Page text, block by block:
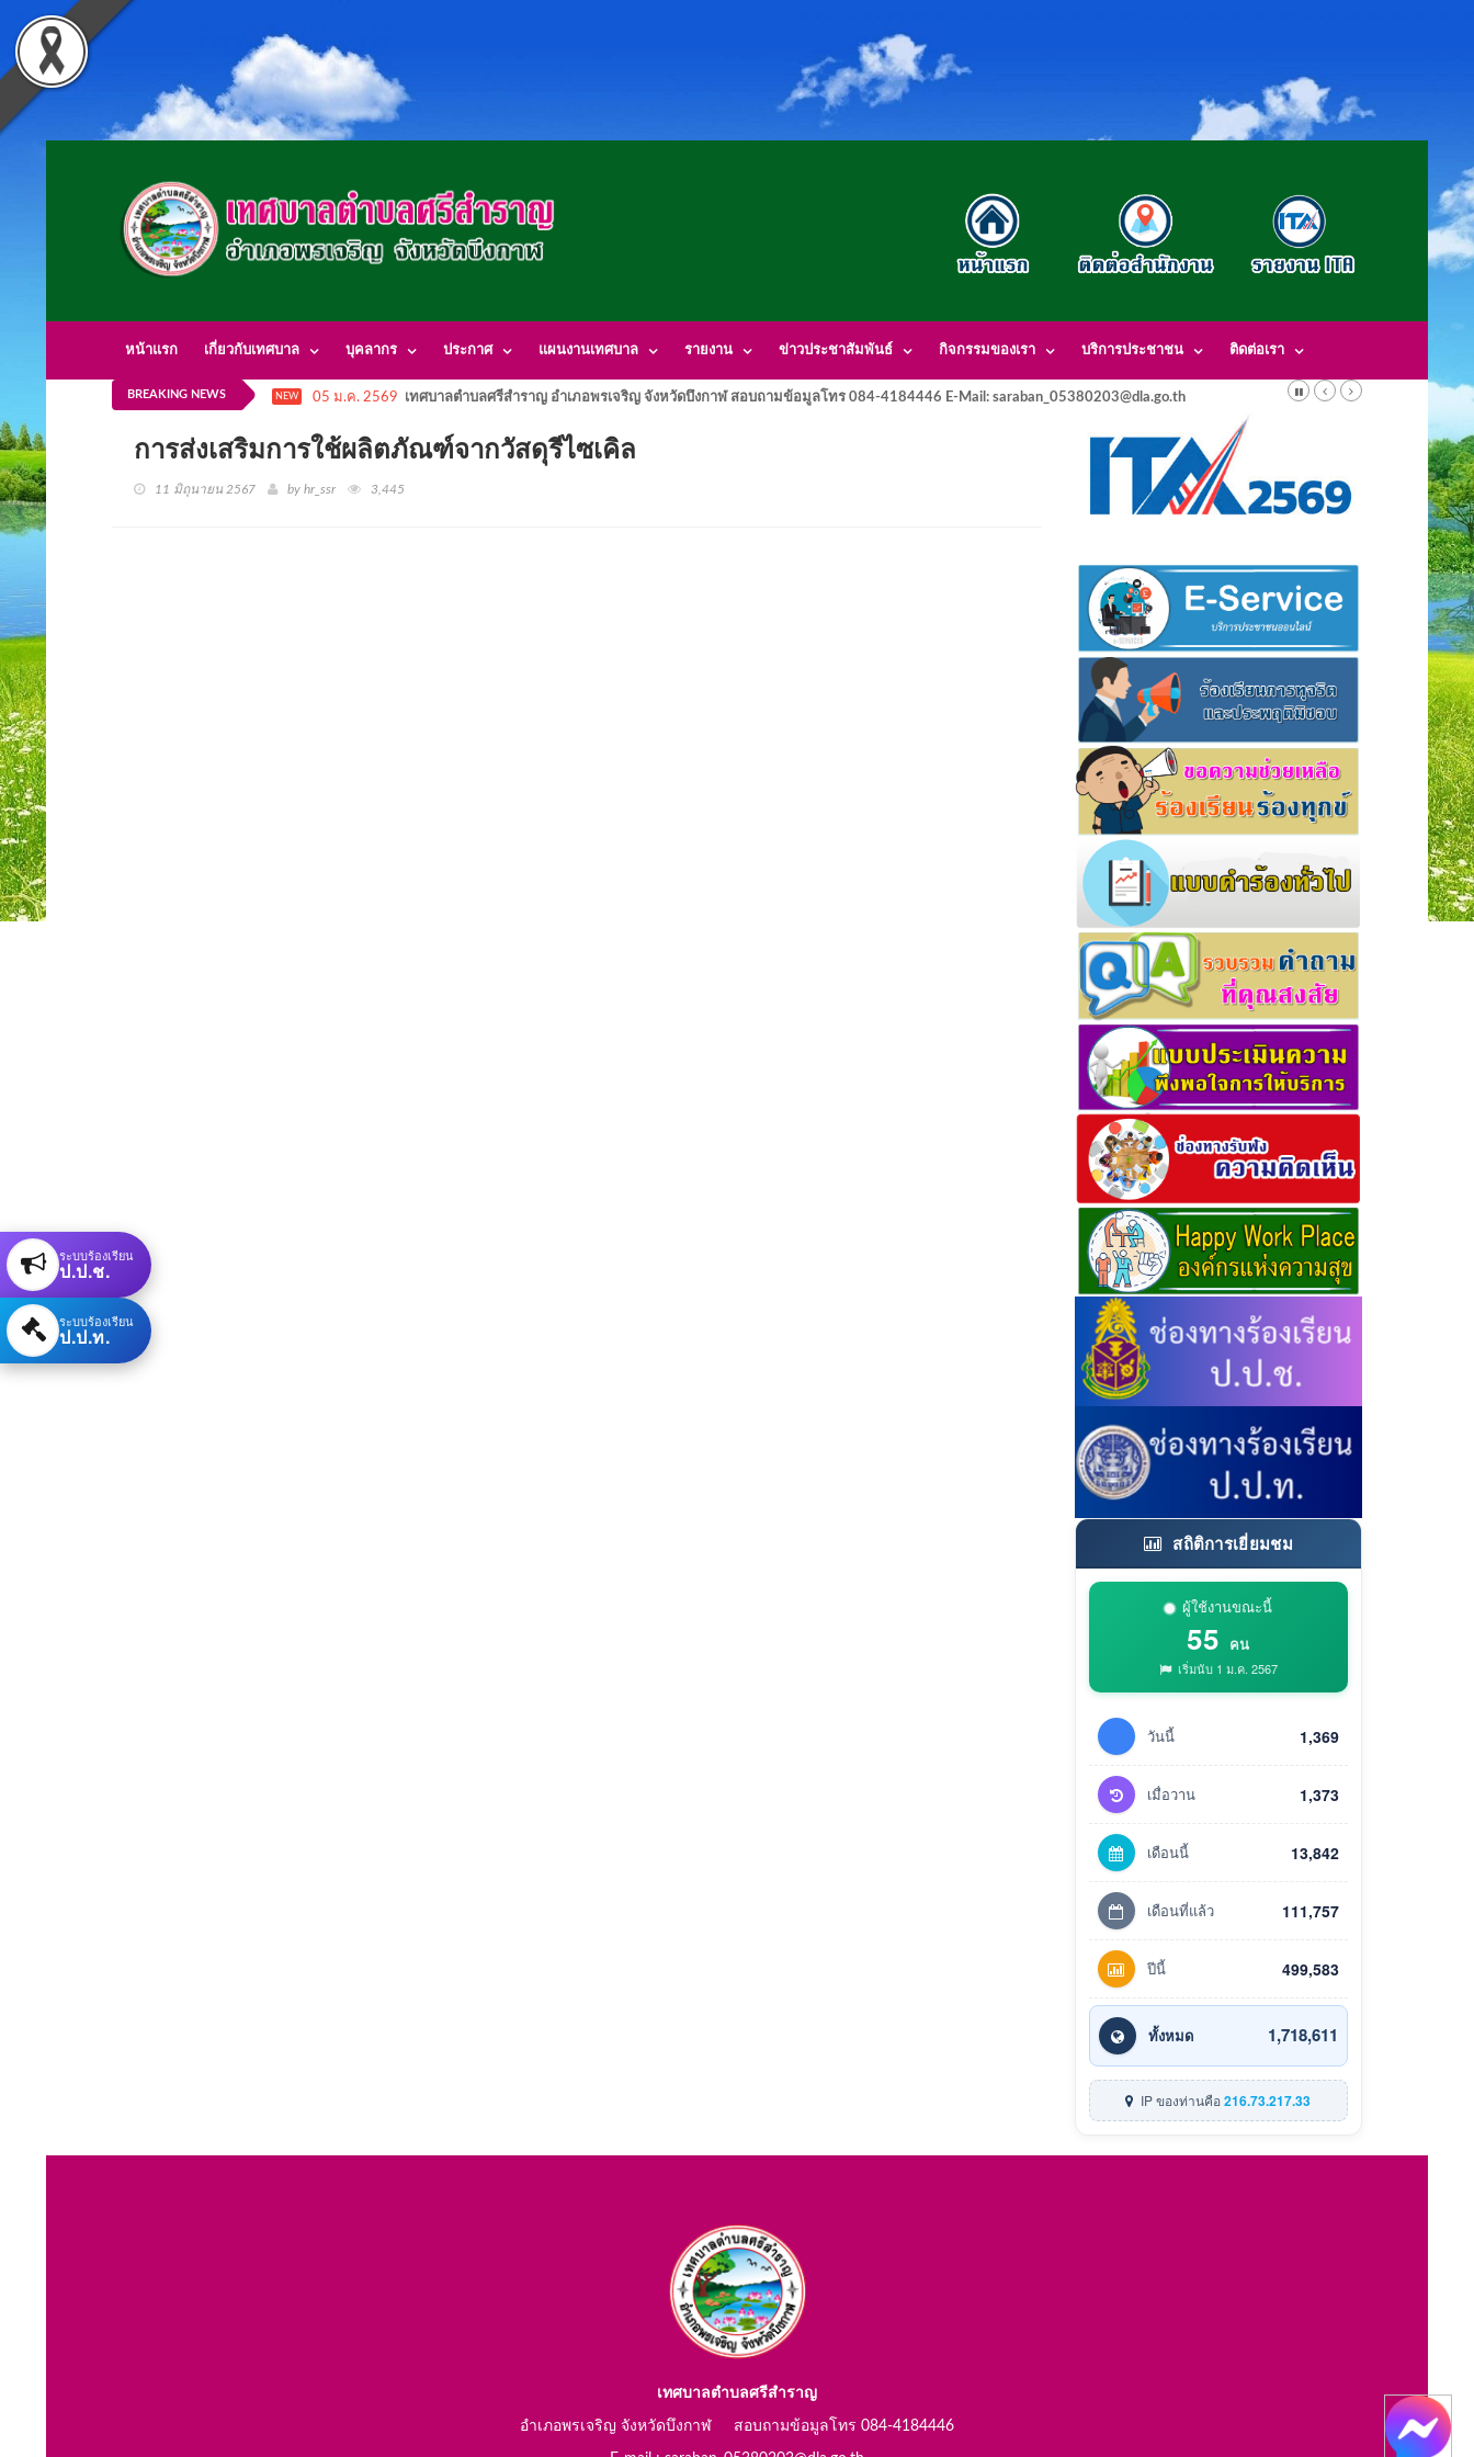
หน้าแรก เกี่ยวกับเทศบาล บุคลากร ประกาศ แผนงานเทศบาล รายงาน ข่าวประชาสัมพันธ์ กิจกรรมของเรา บริการประชาชน ติดต่อเรา
BREAKING NEWS NEW 05 ม.ค. 2569 เทศบาลตำบลศรีสำราญ อำเภอพรเจริญ จังหวัดบึงกาฬ สอบถามข้อมูลโทร 084-4184446 E-Mail: saraban_05380203@dla.go.th
การส่งเสริมการใช้ผลิตภัณฑ์จากวัสดุรีไซเคิล
11 มิถุนายน 2567 by hr_ssr 3,445
สถิติการเยี่ยมชม
ผู้ใช้งานขณะนี้
55 คน
เริ่มนับ 1 ม.ค. 2567
วันนี้ 1,369
เมื่อวาน 1,373
เดือนนี้ 13,842
เดือนที่แล้ว 111,757
ปีนี้ 499,583
ทั้งหมด 1,718,611
IP ของท่านคือ216.73.217.33
ระบบร้องเรียน
ป.ป.ช.
ระบบร้องเรียน
ป.ป.ท.
เทศบาลตำบลศรีสำราญ
อำเภอพรเจริญ จังหวัดบึงกาฬ สอบถามข้อมูลโทร 084-4184446